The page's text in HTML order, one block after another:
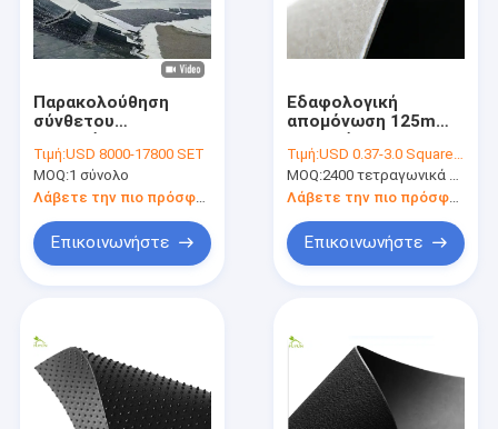
Σπίτι
Προϊόντα
Παρακολούθηση
σύνθετου
λιμνών για τη λύση
15days
προγράμματος
στεγών
Τιμή:USD 8000-17800 SET
MOQ:1 σύνολο
Λάβετε την πιο πρόσφατη τιμή
Επικοινωνήστε
Εδαφολογική
απομόνωση 125m
Γεωμεμβράνη μήκους
σύνθετο ύφασμα
τοπίων
Τιμή:USD 0.37-3.0 Square Meter
MOQ:2400 τετραγωνικά μέτρα
Επικοινωνήστε